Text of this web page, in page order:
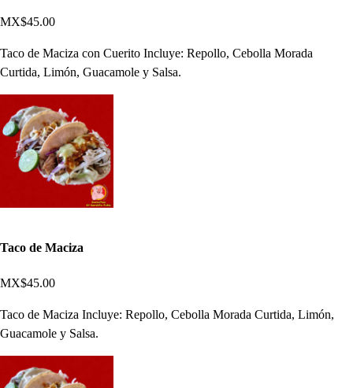
MX$45.00
Taco de Maciza con Cuerito Incluye: Repollo, Cebolla Morada
Curtida, Limón, Guacamole y Salsa.
Taco de Maciza
MX$45.00
Taco de Maciza Incluye: Repollo, Cebolla Morada Curtida, Limón,
Guacamole y Salsa.